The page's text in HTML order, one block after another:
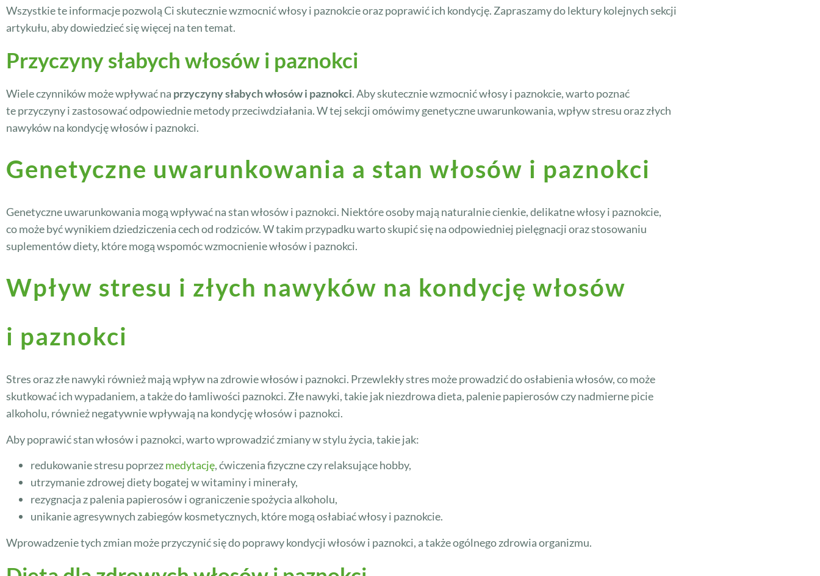
Wszystkie te informacje pozwolą Ci skutecznie wzmocnić włosy i paznokcie oraz poprawić ich kondycję. Zapraszamy do lektury kolejnych sekcji
artykułu, aby dowiedzieć się więcej na ten temat.
Przyczyny słabych włosów i paznokci
Wiele czynników może wpływać na przyczyny słabych włosów i paznokci. Aby skutecznie wzmocnić włosy i paznokcie, warto poznać
te przyczyny i zastosować odpowiednie metody przeciwdziałania. W tej sekcji omówimy genetyczne uwarunkowania, wpływ stresu oraz złych
nawyków na kondycję włosów i paznokci.
Genetyczne uwarunkowania a stan włosów i paznokci
Genetyczne uwarunkowania mogą wpływać na stan włosów i paznokci. Niektóre osoby mają naturalnie cienkie, delikatne włosy i paznokcie,
co może być wynikiem dziedziczenia cech od rodziców. W takim przypadku warto skupić się na odpowiedniej pielęgnacji oraz stosowaniu
suplementów diety, które mogą wspomóc wzmocnienie włosów i paznokci.
Wpływ stresu i złych nawyków na kondycję włosów
i paznokci
Stres oraz złe nawyki również mają wpływ na zdrowie włosów i paznokci. Przewlekły stres może prowadzić do osłabienia włosów, co może
skutkować ich wypadaniem, a także do łamliwości paznokci. Złe nawyki, takie jak niezdrowa dieta, palenie papierosów czy nadmierne picie
alkoholu, również negatywnie wpływają na kondycję włosów i paznokci.
Aby poprawić stan włosów i paznokci, warto wprowadzić zmiany w stylu życia, takie jak:
redukowanie stresu poprzezmedytację, ćwiczenia fizyczne czy relaksujące hobby,
utrzymanie zdrowej diety bogatej w witaminy i minerały,
rezygnacja z palenia papierosów i ograniczenie spożycia alkoholu,
unikanie agresywnych zabiegów kosmetycznych, które mogą osłabiać włosy i paznokcie.
Wprowadzenie tych zmian może przyczynić się do poprawy kondycji włosów i paznokci, a także ogólnego zdrowia organizmu.